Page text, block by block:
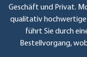
Geschäft und Privat.
qualitativ hochwertige
führt Sie durch
Bestellvorgang,